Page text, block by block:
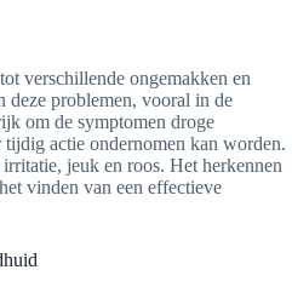
verschillende ongemakken en
deze problemen, vooral in de
om de symptomen droge
actie ondernomen kan worden.
jeuk en roos. Het herkennen
vinden van een effectieve